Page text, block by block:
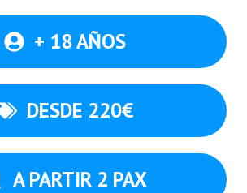
+ 18 AÑOS
DESDE 220€
A PARTIR 2 PAX